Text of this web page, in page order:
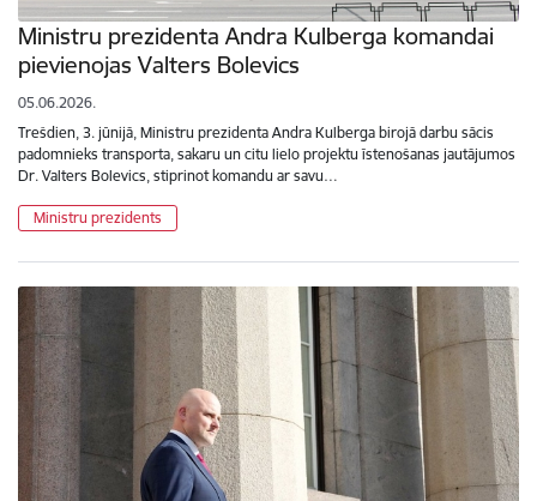
Ministru prezidenta Andra Kulberga komandai
pievienojas Valters Bolevics
05.06.2026.
Trešdien, 3. jūnijā, Ministru prezidenta Andra Kulberga birojā darbu sācis
padomnieks transporta, sakaru un citu lielo projektu īstenošanas jautājumos
Dr. Valters Bolevics, stiprinot komandu ar savu…
Ministru prezidents